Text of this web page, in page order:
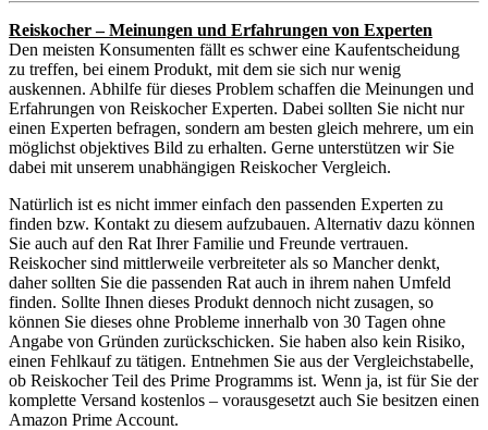
Reiskocher – Meinungen und Erfahrungen von Experten
Den meisten Konsumenten fällt es schwer eine Kaufentscheidung
zu treffen, bei einem Produkt, mit dem sie sich nur wenig
auskennen. Abhilfe für dieses Problem schaffen die Meinungen und
Erfahrungen von Reiskocher Experten. Dabei sollten Sie nicht nur
einen Experten befragen, sondern am besten gleich mehrere, um ein
möglichst objektives Bild zu erhalten. Gerne unterstützen wir Sie
dabei mit unserem unabhängigen Reiskocher Vergleich.
Natürlich ist es nicht immer einfach den passenden Experten zu
finden bzw. Kontakt zu diesem aufzubauen. Alternativ dazu können
Sie auch auf den Rat Ihrer Familie und Freunde vertrauen.
Reiskocher sind mittlerweile verbreiteter als so Mancher denkt,
daher sollten Sie die passenden Rat auch in ihrem nahen Umfeld
finden. Sollte Ihnen dieses Produkt dennoch nicht zusagen, so
können Sie dieses ohne Probleme innerhalb von 30 Tagen ohne
Angabe von Gründen zurückschicken. Sie haben also kein Risiko,
einen Fehlkauf zu tätigen. Entnehmen Sie aus der Vergleichstabelle,
ob Reiskocher Teil des Prime Programms ist. Wenn ja, ist für Sie der
komplette Versand kostenlos – vorausgesetzt auch Sie besitzen einen
Amazon Prime Account.